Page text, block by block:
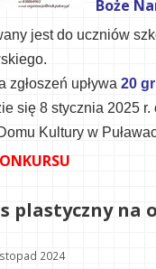
Boże
jest do uczniów
zgłoszeń upływa 20
się 8 stycznia 2025 r.
Kultury w
plastyczny na
2024